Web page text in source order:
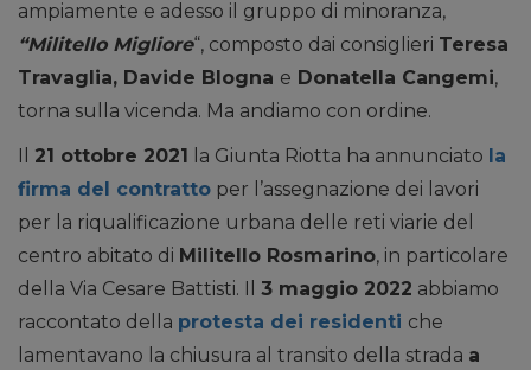
ampiamente e adesso il gruppo di minoranza,
“Militello Migliore“, composto dai consiglieri Teresa
Travaglia, Davide Blogna e Donatella Cangemi,
torna sulla vicenda. Ma andiamo con ordine.
Il 21 ottobre 2021 la Giunta Riotta ha annunciato la
firma del contratto per l’assegnazione dei lavori
per la riqualificazione urbana delle reti viarie del
centro abitato di Militello Rosmarino, in particolare
della Via Cesare Battisti. Il 3 maggio 2022 abbiamo
raccontato della protesta dei residenti che
lamentavano la chiusura al transito della strada a